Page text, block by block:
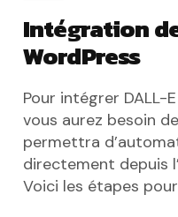
Intégration
WordPress
Pour intégrer DALL-
vous aurez besoin
permettra
directement depuis
Voici les étapes